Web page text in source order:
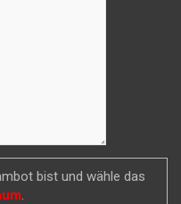
bist und wähle das
.